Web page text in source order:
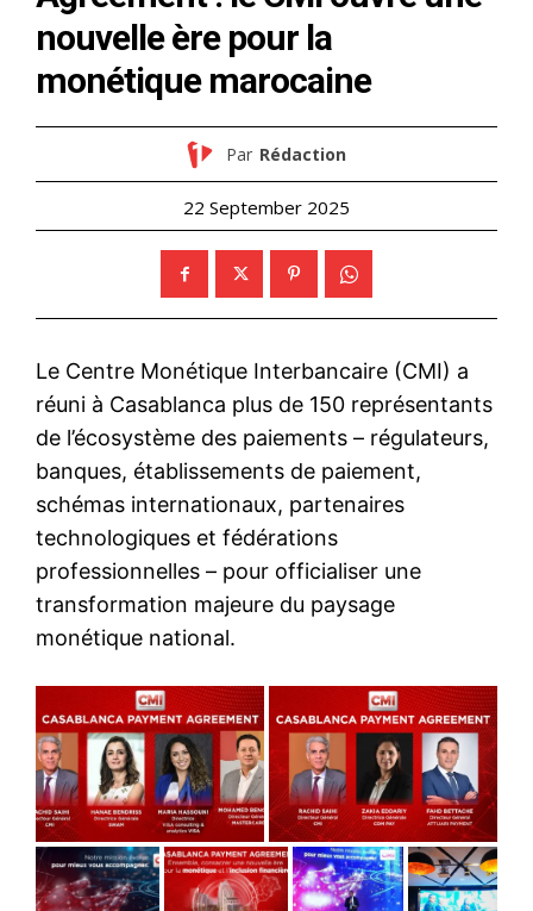
nouvelle ère pour la
monétique marocaine
Par Rédaction
22 September 2025
Le Centre Monétique Interbancaire (CMI) a
réuni à Casablanca plus de 150 représentants
de l’écosystème des paiements – régulateurs,
banques, établissements de paiement,
schémas internationaux, partenaires
technologiques et fédérations
professionnelles – pour officialiser une
transformation majeure du paysage
monétique national.